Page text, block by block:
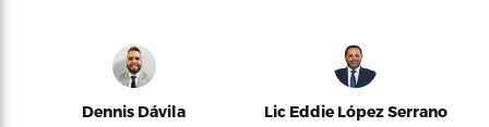
Dennis Dávila Lic Eddie López Serrano